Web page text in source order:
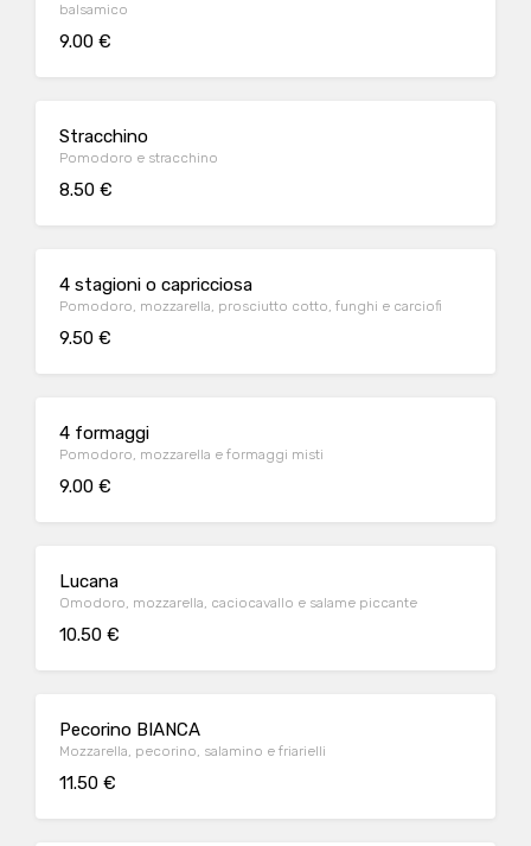
balsamico
9.00 €
Stracchino
Pomodoro e stracchino
8.50 €
4 stagioni o capricciosa
Pomodoro, mozzarella, prosciutto cotto, funghi e carciofi
9.50 €
4 formaggi
Pomodoro, mozzarella e formaggi misti
9.00 €
Lucana
Omodoro, mozzarella, caciocavallo e salame piccante
10.50 €
Pecorino BIANCA
Mozzarella, pecorino, salamino e friarielli
11.50 €